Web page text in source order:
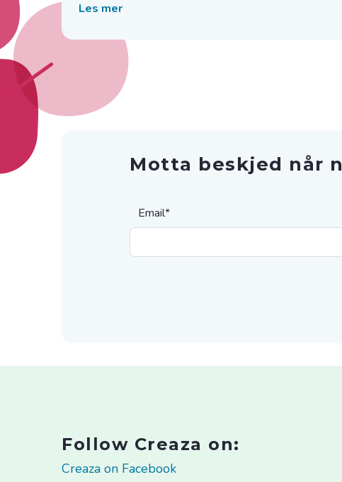
Les mer
Motta beskjed når
Email*
Follow Creaza on:
Creaza on Facebook